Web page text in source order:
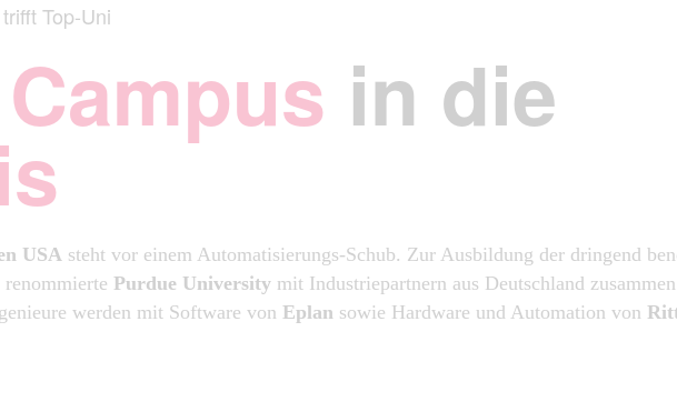
Top-Uni
Campus in die
USA steht vor einem Automatisierungs-Schub. Zur Ausbildung der dringend
Purdue University mit Industriepartnern aus Deutschland
werden mit Software von Eplan sowie Hardware und Automation von